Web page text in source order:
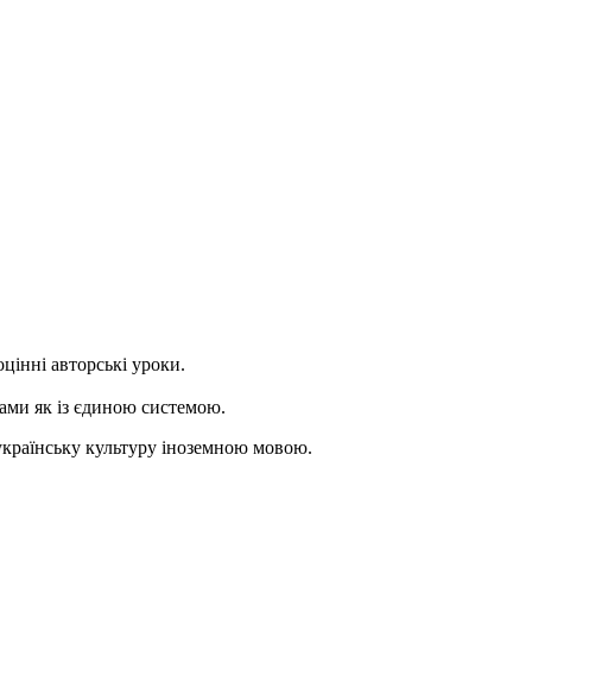
авторські уроки.
як із єдиною системою.
культуру іноземною мовою.